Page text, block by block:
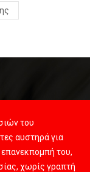
του
αυστηρά για
του,
χωρίς γραπτή